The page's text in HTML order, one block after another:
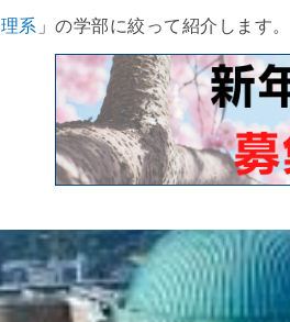
理系 」の学部に絞って紹介します。